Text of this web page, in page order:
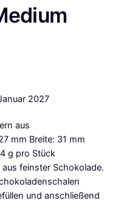
2027
aus
mm Breite: 31 mm
g pro Stück
feinster Schokolade.
und anschließend